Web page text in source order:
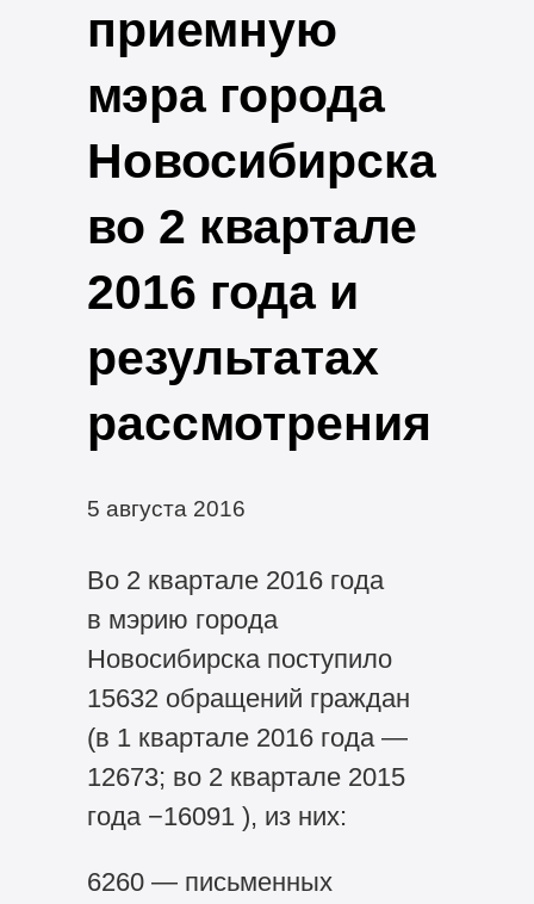
приемную
мэра города
Новосибирска
во 2 квартале
2016 года и
результатах
рассмотрения
5 августа 2016
Во 2 квартале 2016 года
в мэрию города
Новосибирска поступило
15632 обращений граждан
(в 1 квартале 2016 года —
12673; во 2 квартале 2015
года −16091 ), из них:
6260 — письменных